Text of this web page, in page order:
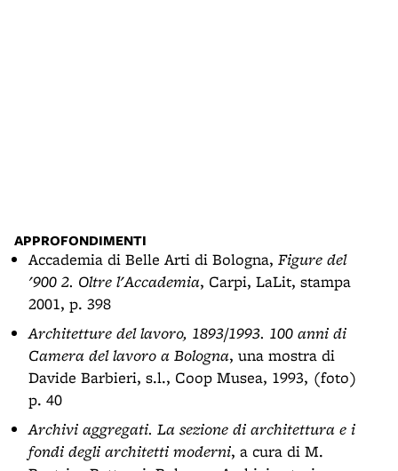
APPROFONDIMENTI
Accademia di Belle Arti di Bologna, Figure del
'900 2. Oltre l'Accademia, Carpi, LaLit, stampa
2001, p. 398
Architetture del lavoro, 1893/1993. 100 anni di
Camera del lavoro a Bologna, una mostra di
Davide Barbieri, s.l., Coop Musea, 1993, (foto)
p. 40
Archivi aggregati. La sezione di architettura e i
fondi degli architetti moderni, a cura di M.